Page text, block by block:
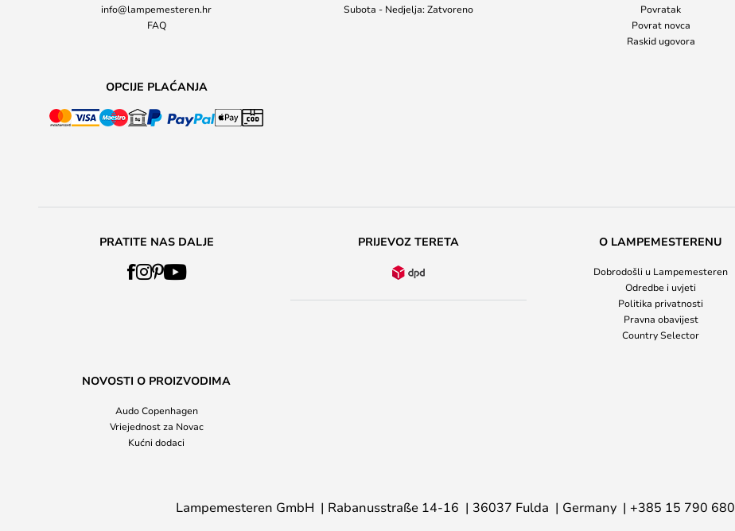
info@lampemesteren.hr
FAQ
Subota - Nedjelja: Zatvoreno
Povratak
Povrat novca
Raskid ugovora
OPCIJE PLAĆANJA
PRATITE NAS DALJE PRIJEVOZ TERETA O LAMPEMESTERENU
Dobrodošli u Lampemesteren
Odredbe i uvjeti
Politika privatnosti
Pravna obavijest
Country Selector
NOVOSTI O PROIZVODIMA
Audo Copenhagen
Vriejednost za Novac
Kućni dodaci
Lampemesteren GmbH Rabanusstraße 14-16 36037 Fulda Germany +385 15 790 680